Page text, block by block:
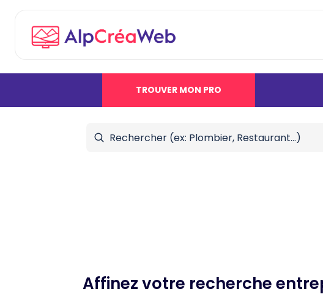
TROUVER MON PRO
Affinez votre recherche